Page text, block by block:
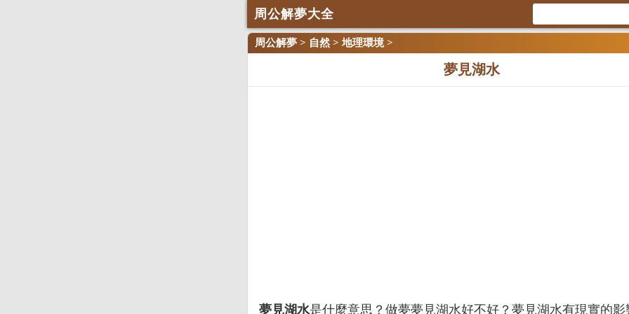
周公解夢大全
周公解夢 > 自然 > 地理環境>
夢見湖水
夢見湖水是什麼意思？做夢夢見湖水好不好？夢見湖水有現實的影